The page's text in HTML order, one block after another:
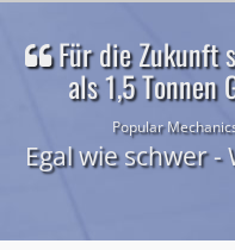
Für die Zukunft
als 1,5
Popular
Egal wie schwer